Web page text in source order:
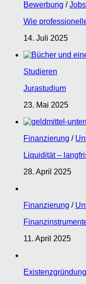
Bewerbung /
Wie
14. Juli 2025
Studieren
Jurastudium
23. Mai 2025
Finanzierung /
Liquidität –
28. April 2025
Finanzierung /
11. April 2025
Existenzgründung